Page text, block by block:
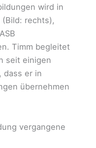
wird in
(Bild: rechts),
Timm begleitet
seit einigen
dass er in
übernehmen
vergangene